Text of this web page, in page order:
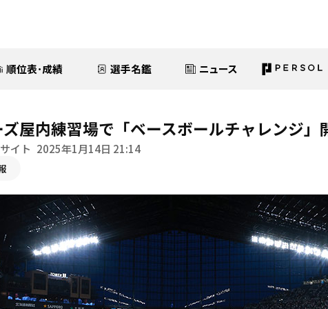
順位表･成績 選手名鑑 ニュース
ズ屋内練習場で「ベースボールチャレンジ」
イト 2025年1月14日 21:14